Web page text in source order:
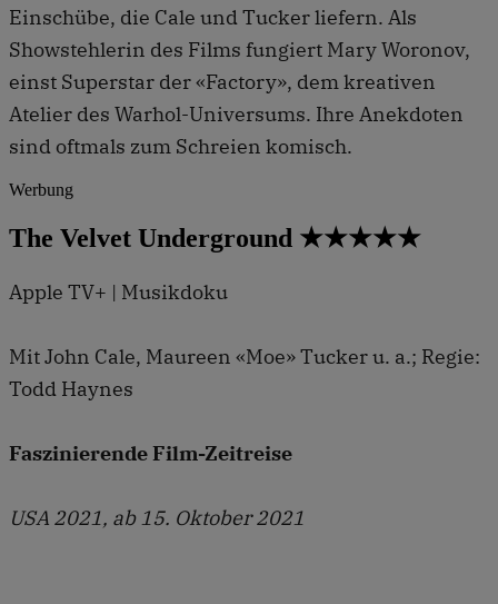
Einschübe, die Cale und Tucker liefern. Als
Showstehlerin des Films fungiert Mary Woronov,
einst Superstar der «Factory», dem kreativen
Atelier des Warhol-Universums. Ihre Anekdoten
sind oftmals zum Schreien komisch.
Werbung
The Velvet Underground ★★★★★
Apple TV+ | Musikdoku
Mit John Cale, Maureen «Moe» Tucker u. a.; Regie:
Todd Haynes
Faszinierende Film-Zeitreise
USA 2021, ab 15. Oktober 2021